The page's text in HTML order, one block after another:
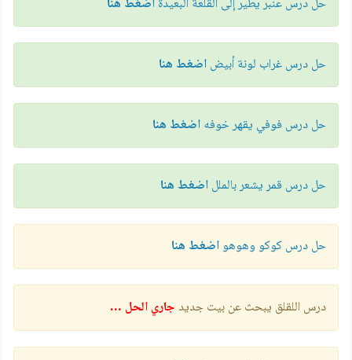
حل درس غراب لونة أبيضاضغط هنا
حل درس فوفي يقهر خوفهاضغط هنا
حل درس قمر يشعر بالمللاضغط هنا
حل درس كوكو وهوهواضغط هنا
درس اللقلق يبحث عن بيت جديد جاري الحل …